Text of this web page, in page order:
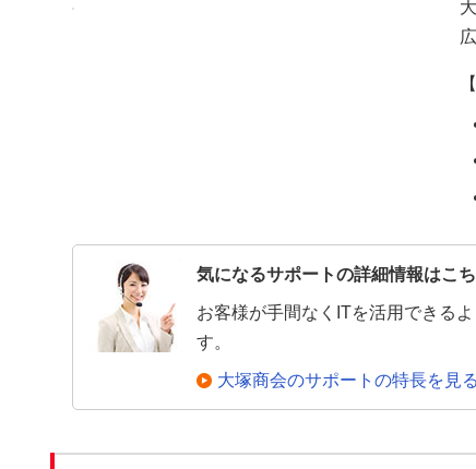
気になるサポートの詳細情報はこ
お客様が手間なくITを活用できる
す。
大塚商会のサポートの特長を見